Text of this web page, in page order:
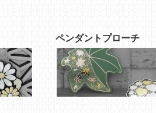
ペンダントプローチ